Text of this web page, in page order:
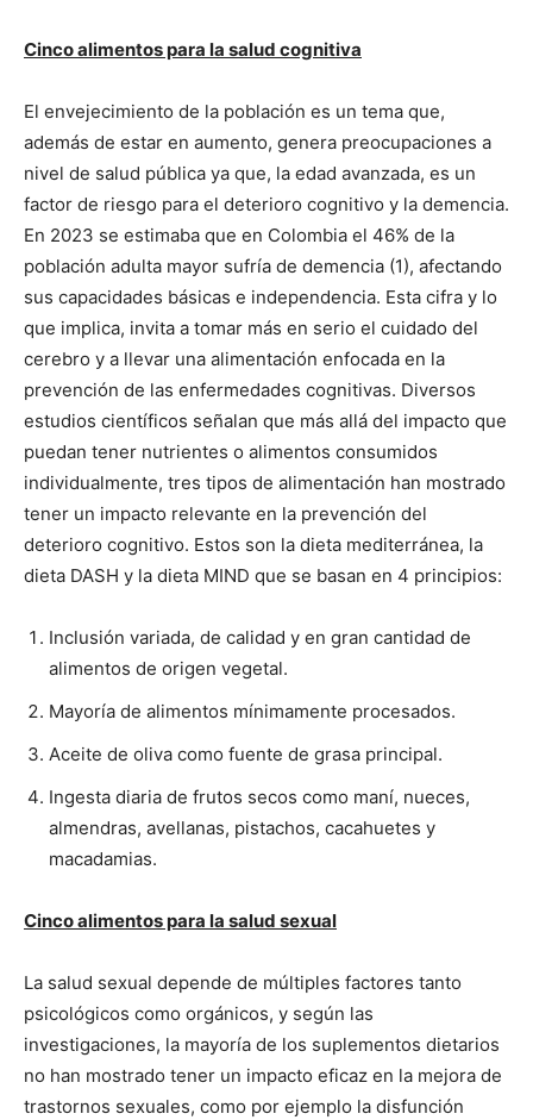
Cinco alimentos para la salud cognitiva
El envejecimiento de la población es un tema que,
además de estar en aumento, genera preocupaciones a
nivel de salud pública ya que, la edad avanzada, es un
factor de riesgo para el deterioro cognitivo y la demencia.
En 2023 se estimaba que en Colombia el 46% de la
población adulta mayor sufría de demencia (1), afectando
sus capacidades básicas e independencia. Esta cifra y lo
que implica, invita a tomar más en serio el cuidado del
cerebro y a llevar una alimentación enfocada en la
prevención de las enfermedades cognitivas. Diversos
estudios científicos señalan que más allá del impacto que
puedan tener nutrientes o alimentos consumidos
individualmente, tres tipos de alimentación han mostrado
tener un impacto relevante en la prevención del
deterioro cognitivo. Estos son la dieta mediterránea, la
dieta DASH y la dieta MIND que se basan en 4 principios:
Inclusión variada, de calidad y en gran cantidad de
alimentos de origen vegetal.
Mayoría de alimentos mínimamente procesados.
Aceite de oliva como fuente de grasa principal.
Ingesta diaria de frutos secos como maní, nueces,
almendras, avellanas, pistachos, cacahuetes y
macadamias.
Cinco alimentos para la salud sexual
La salud sexual depende de múltiples factores tanto
psicológicos como orgánicos, y según las
investigaciones, la mayoría de los suplementos dietarios
no han mostrado tener un impacto eficaz en la mejora de
trastornos sexuales, como por ejemplo la disfunción